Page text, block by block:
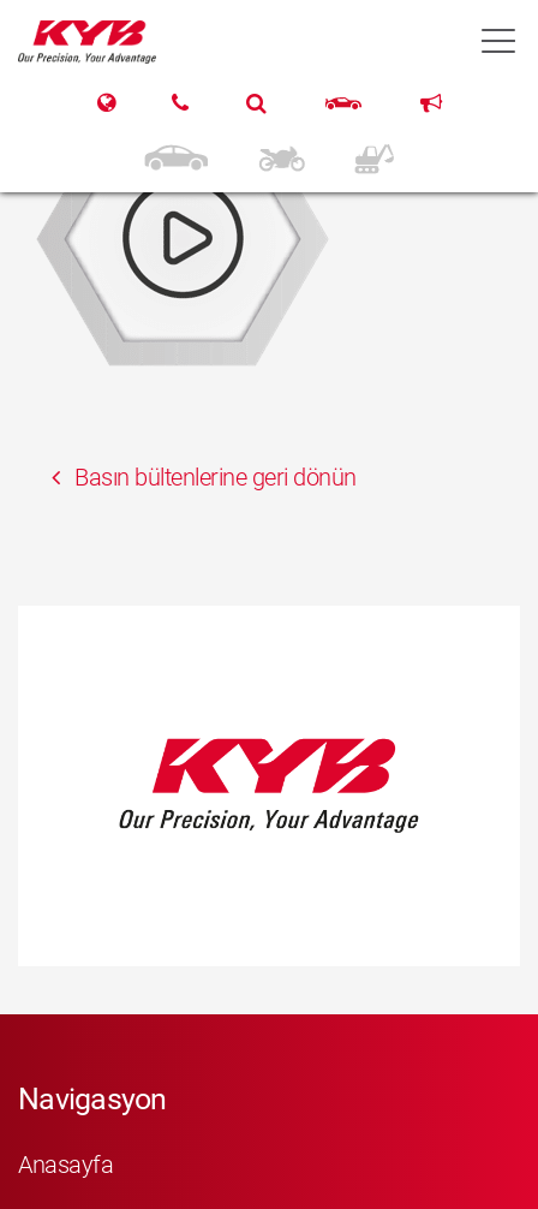
14 Temmuz 2020
fitting-videos
Basın bültenlerine geri dönün
Navigasyon
Anasayfa